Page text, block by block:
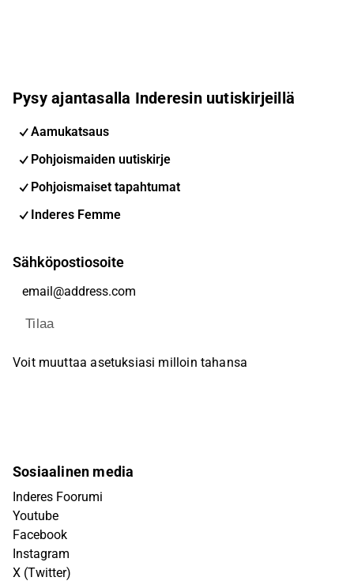
Pysy ajantasalla Inderesin uutiskirjeillä
Aamukatsaus
Pohjoismaiden uutiskirje
Pohjoismaiset tapahtumat
Inderes Femme
Sähköpostiosoite
Tilaa
Voit muuttaa asetuksiasi milloin tahansa
Sosiaalinen media
Inderes Foorumi
Youtube
Facebook
Instagram
X (Twitter)